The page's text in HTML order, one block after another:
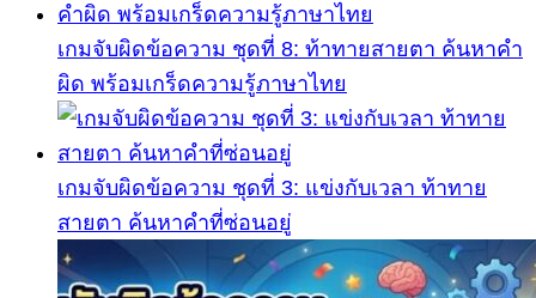
เกมจับผิดข้อความ ชุดที่ 8: ท้าทายสายตา ค้นหาคำ
ผิด พร้อมเกร็ดความรู้ภาษาไทย
เกมจับผิดข้อความ ชุดที่ 3: แข่งกับเวลา ท้าทาย
สายตา ค้นหาคำที่ซ่อนอยู่